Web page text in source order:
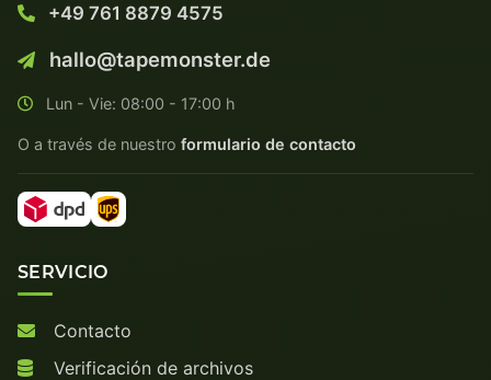
+49 761 8879 4575
hallo@tapemonster.de
Lun - Vie: 08:00 - 17:00 h
O a través de nuestro formulario de contacto
SERVICIO
Contacto
Verificación de archivos